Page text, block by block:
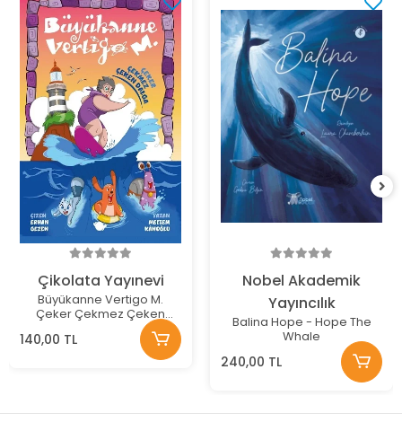
Çikolata Yayınevi
Büyükanne Vertigo M.
Çeker Çekmez Çeken
140,00 TL
Nobel Akademik
Yayıncılık
Balina Hope - Hope The
Whale
240,00 TL